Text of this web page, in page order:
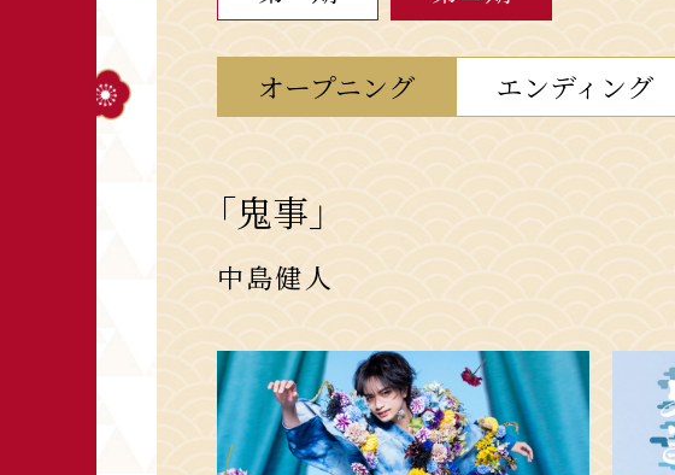
オープニング エンディング
「鬼事」
中島健人
2026年7月18日配信開始
配信一覧